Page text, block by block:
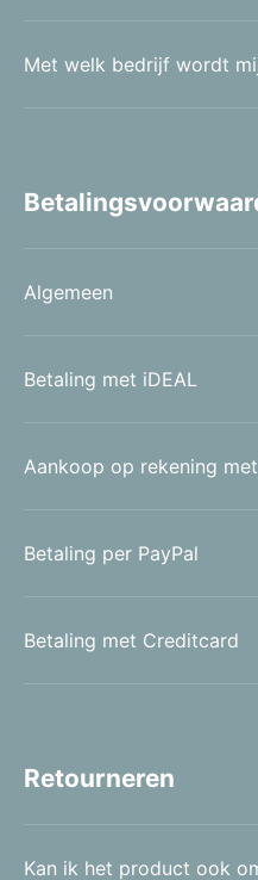
Met welk bedrijf wordt
Algemeen
Betaling met iDEAL
Aankoop op rekening
Betaling per PayPal
Betaling met Creditcard
Retourneren
Kan ik het product ook